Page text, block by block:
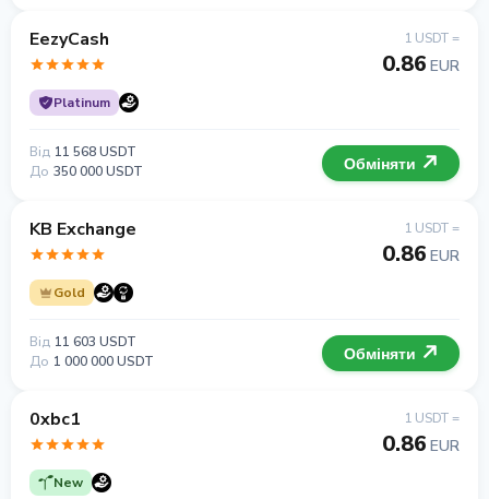
EezyCash
Platinum
1 USDT =
0.86 EUR
Від 11 568 USDT
До 350 000 USDT Обміняти
KB Exchange
Gold
1 USDT =
0.86 EUR
Від 11 603 USDT
До 1 000 000 USDT Обміняти
0xbc1
New
1 USDT =
0.86 EUR